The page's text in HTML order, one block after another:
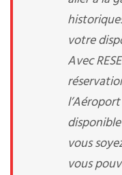
votre
Avec
vous
vous